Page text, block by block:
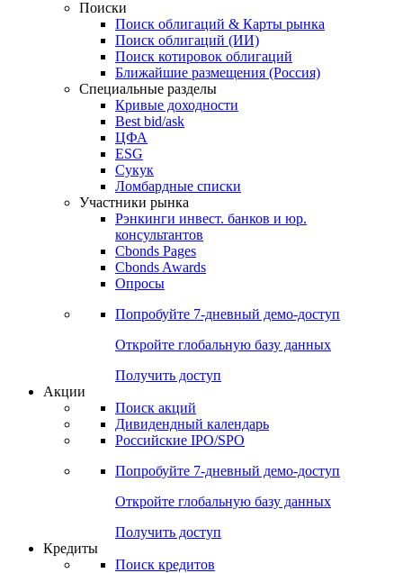
Поиски
Поиск облигаций & Карты рынка
Поиск облигаций (ИИ)
Поиск котировок облигаций
Ближайшие размещения (Россия)
Специальные разделы
Кривые доходности
Best bid/ask
ЦФА
ESG
Сукук
Ломбардные списки
Участники рынка
Рэнкинги инвест. банков и юр.
консультантов
Cbonds Pages
Cbonds Awards
Опросы
Попробуйте 7-дневный демо-доступ
Откройте глобальную базу данных
Получить доступ
Акции
Поиск акций
Дивидендный календарь
Российские IPO/SPO
Попробуйте 7-дневный демо-доступ
Откройте глобальную базу данных
Получить доступ
Кредиты
Поиск кредитов